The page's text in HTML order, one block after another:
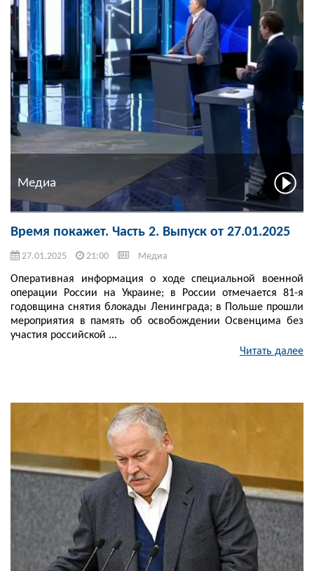
Медиа
Время покажет. Часть 2. Выпуск от 27.01.2025
27.01.2025 21:00 Медиа
Оперативная информация о ходе специальной военной
операции России на Украине; в России отмечается 81-я
годовщина снятия блокады Ленинграда; в Польше прошли
мероприятия в память об освобождении Освенцима без
участия российской ...
Читать далее